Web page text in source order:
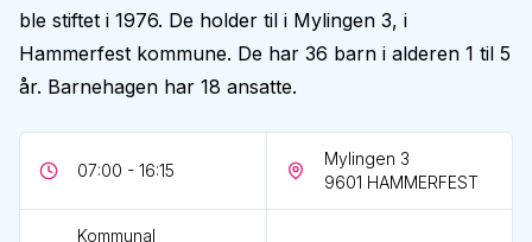
ble stiftet i 1976. De holder til i Mylingen 3, i
Hammerfest kommune. De har 36 barn i alderen 1 til 5
år. Barnehagen har 18 ansatte.
07:00 - 16:15
Mylingen 3
9601 HAMMERFEST
Kommunal